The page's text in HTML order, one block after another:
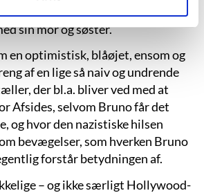
inden Bruno skal
sin mor og søster.
en optimistisk, blåøjet, ensom og
af en lige så naiv og undrende
der bl.a. bliver ved med at
Afsides, selvom Bruno får det
og hvor den nazistiske hilsen
bevægelser, som hverken Bruno
forstår betydningen af.
– og ikke særligt Hollywood-